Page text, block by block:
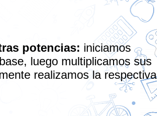
potencias: iniciamos
luego multiplicamos sus
realizamos la respectiva